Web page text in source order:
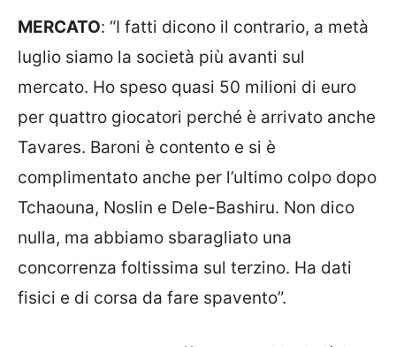
MERCATO: “I fatti dicono il contrario, a metà
luglio siamo la società più avanti sul
mercato. Ho speso quasi 50 milioni di euro
per quattro giocatori perché è arrivato anche
Tavares. Baroni è contento e si è
complimentato anche per l’ultimo colpo dopo
Tchaouna, Noslin e Dele-Bashiru. Non dico
nulla, ma abbiamo sbaragliato una
concorrenza foltissima sul terzino. Ha dati
fisici e di corsa da fare spavento”.